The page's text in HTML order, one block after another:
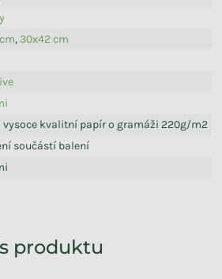
, 30x42 cm
vysoce kvalitní papír o gramáži 220g/m2
součástí balení
produktu